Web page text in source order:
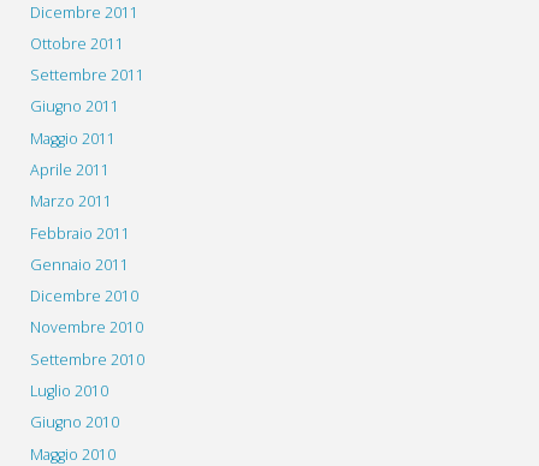
Dicembre 2011
Ottobre 2011
Settembre 2011
Giugno 2011
Maggio 2011
Aprile 2011
Marzo 2011
Febbraio 2011
Gennaio 2011
Dicembre 2010
Novembre 2010
Settembre 2010
Luglio 2010
Giugno 2010
Maggio 2010